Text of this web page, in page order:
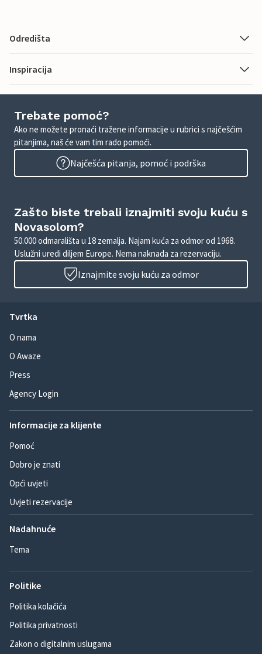
Odredišta
Inspiracija
Trebate pomoć?
Ako ne možete pronaći tražene informacije u rubrici s najčešćim
pitanjima, naš će vam tim rado pomoći.
Najčešća pitanja, pomoć i podrška
Zašto biste trebali iznajmiti svoju kuću s
Novasolom?
50.000 odmarališta u 18 zemalja. Najam kuća za odmor od 1968.
Uslužni uredi diljem Europe. Nema naknada za rezervaciju.
Iznajmite svoju kuću za odmor
Tvrtka
O nama
O Awaze
Press
Agency Login
Informacije za klijente
Pomoć
Dobro je znati
Opći uvjeti
Uvjeti rezervacije
Nadahnuće
Tema
Politike
Politika kolačića
Politika privatnosti
Zakon o digitalnim uslugama